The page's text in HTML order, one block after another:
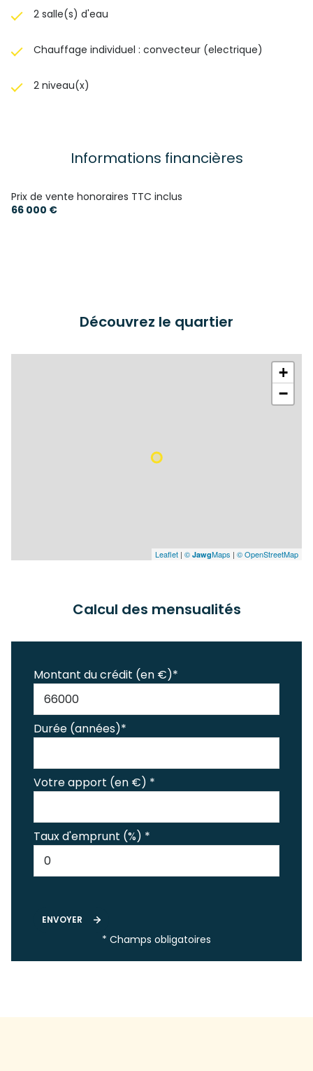
2 salle(s) d'eau
Chauffage individuel : convecteur (electrique)
2 niveau(x)
Informations financières
Prix de vente honoraires TTC inclus
66 000 €
Découvrez le quartier
+
−
Leaflet | © JawgMaps | © OpenStreetMap
Calcul des mensualités
Montant du crédit (en €)*
Durée (années)*
Votre apport (en €) *
Taux d'emprunt (%) *
ENVOYER
* Champs obligatoires